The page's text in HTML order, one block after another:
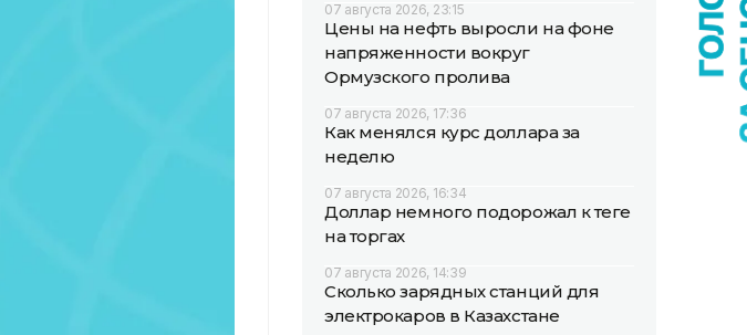
07 августа 2026, 23:15
Цены на нефть выросли на фоне
напряженности вокруг
Ормузского пролива
07 августа 2026, 17:36
Как менялся курс доллара за
неделю
07 августа 2026, 16:34
Доллар немного подорожал к теңге
на торгах
07 августа 2026, 14:39
Сколько зарядных станций для
электрокаров в Казахстане